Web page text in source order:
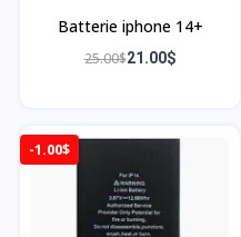
Batterie iphone 14+
25.00$21.00$
-1.00$